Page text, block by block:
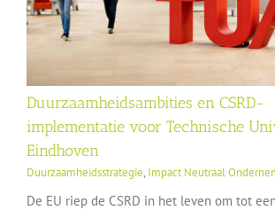
Duurzaamheidsambities en CSRD-
implementatie voor Technische
Eindhoven
Duurzaamheidsstrategie, Impact Neutraal
De EU riep de CSRD in het leven om tot